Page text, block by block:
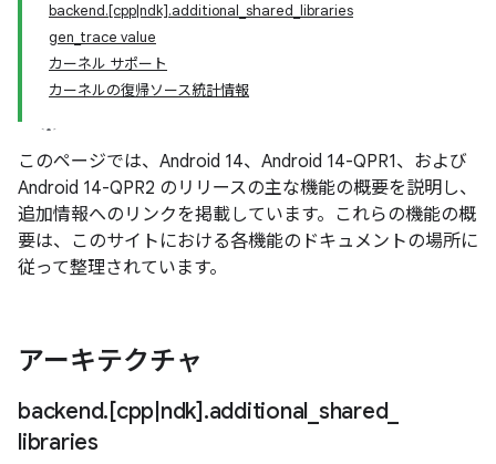
backend.[cpp|ndk].additional_shared_libraries
gen_trace value
カーネル サポート
カーネルの復帰ソース統計情報
このページでは、Android 14、Android 14-QPR1、および
Android 14-QPR2 のリリースの主な機能の概要を説明し、
追加情報へのリンクを掲載しています。これらの機能の概
要は、このサイトにおける各機能のドキュメントの場所に
従って整理されています。
アーキテクチャ
backend. [cpp ndk] .additional shared_
libraries